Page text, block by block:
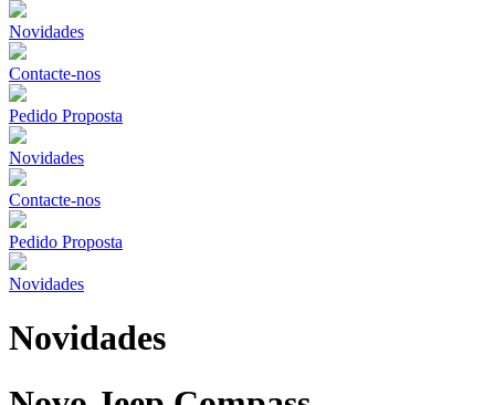
Novidades
Contacte-nos
Pedido Proposta
Novidades
Contacte-nos
Pedido Proposta
Novidades
Novidades